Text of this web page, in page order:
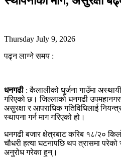
Thursday July 9, 2026
पढ्न लाग्ने समय :
धनगढी: कैलालीको धुर्जना गाउँमा
गरिएको छ। जिल्लाको धनगढी
असुरक्षा र आपराधिक गतिविधिलाई
स्थापना गर्न माग गरिएको हो।
धनगढी बजार क्षेत्रबाट करिब १८/२०
चौधरी हत्या घटनापछि थप त्रासमा
अनुरोध गरेका हुन्।